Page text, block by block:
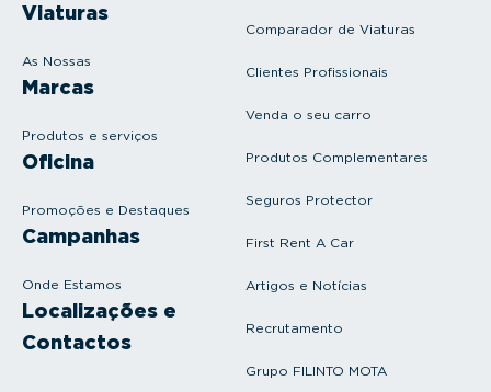
Viaturas
As Nossas
Marcas
Produtos e serviços
Oficina
Promoções e Destaques
Campanhas
Onde Estamos
Localizações e
Contactos
Comparador de Viaturas
Clientes Profissionais
Venda o seu carro
Produtos Complementares
Seguros Protector
First Rent A Car
Artigos e Notícias
Recrutamento
Grupo FILINTO MOTA